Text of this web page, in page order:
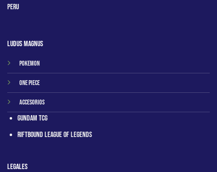
Peru
Ludus Magnus
Pokemon
One Piece
Accesorios
Gundam TCG
RIftbound League of Legends
Legales